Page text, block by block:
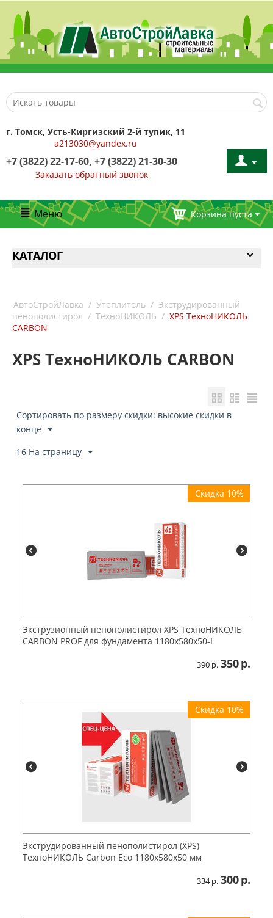
г. Томск, Усть-Киргизский 2-й тупик, 11
a213030@yandex.ru
+7 (3822) 22-17-60, +7 (3822) 21-30-30
Заказать обратный звонок
Меню Корзина пуста
КАТАЛОГ
АвтоСтройЛавка / Утеплитель / Экструдированный
пенополистирол / ТехноНИКОЛЬ / XPS ТехноНИКОЛЬ
CARBON
XPS ТехноНИКОЛЬ CARBON
Сортировать по размеру скидки: высокие скидки в
конце
16 На страницу
Скидка 10%
Экструзионный пенополистирол XPS ТехноНИКОЛЬ
CARBON PROF для фундамента 1180х580х50-L
390р. 350р.
Скидка 10%
Экструдированный пенополистирол (XPS)
ТехноНИКОЛЬ Carbon Eco 1180х580х50 мм
334р. 300р.